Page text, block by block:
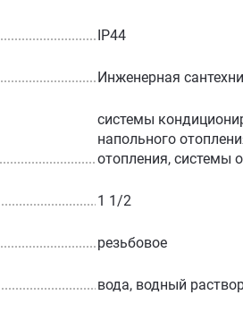
IP44
Инженерная
системы
напольного
отопления, системы
1 1/2
резьбовое
вода, водный